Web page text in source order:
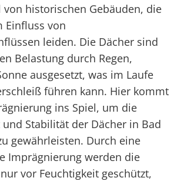
von historischen Gebäuden, die
Einfluss von
leiden. Die Dächer sind
Belastung durch Regen,
ausgesetzt, was im Laufe
führen kann. Hier kommt
ins Spiel, um die
Stabilität der Dächer in Bad
gewährleisten. Durch eine
Imprägnierung werden die
vor Feuchtigkeit geschützt,